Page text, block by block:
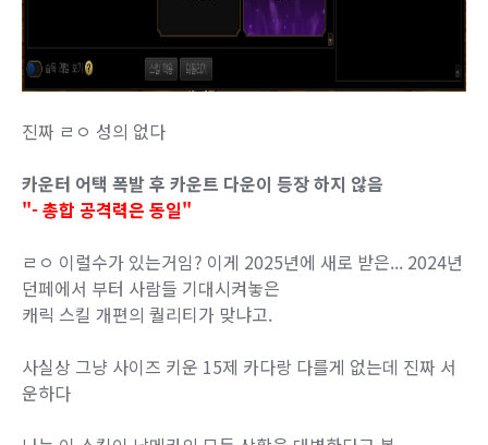
진짜 ㄹㅇ 성의 없다
카운터 어택 폭발 후 카운트 다운이 등장 하지 않음
"- 총합 공격력은 동일"
ㄹㅇ 이럴수가 있는거임? 이게 2025년에 새로 받은... 2024년
던페에서 부터 사람들 기대시켜놓은
캐릭 스킬 개편의 퀄리티가 맞냐고.
사실상 그냥 사이즈 키운 15제 카다랑 다를게 없는데 진짜 서
운하다